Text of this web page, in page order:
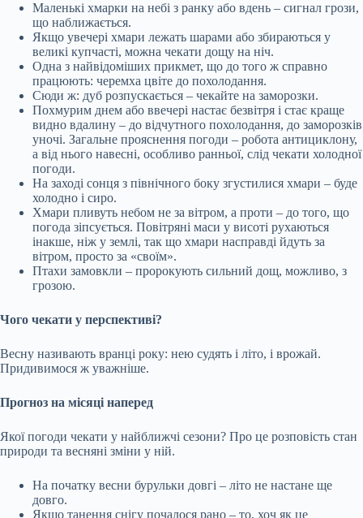
Маленькі хмарки на небі з ранку або вдень – сигнал грози,
що наближається.
Якщо увечері хмари лежать шарами або збираються у
великі купчасті, можна чекати дощу на ніч.
Одна з найвідоміших прикмет, що до того ж справно
працюють: черемха цвіте до похолодання.
Сюди ж: дуб розпускається – чекайте на заморозки.
Похмурим днем або ввечері настає безвітря і стає краще
видно вдалину – до відчутного похолодання, до заморозків
уночі. Загальне прояснення погоди – робота антициклону,
а від нього навесні, особливо ранньої, слід чекати холодної
погоди.
На заході сонця з північного боку згустилися хмари – буде
холодно і сиро.
Хмари пливуть небом не за вітром, а проти – до того, що
погода зіпсується. Повітряні маси у висоті рухаються
інакше, ніж у землі, так що хмари насправді йдуть за
вітром, просто за «своїм».
Птахи замовкли – пророкують сильний дощ, можливо, з
грозою.
Чого чекати у перспективі?
Весну називають вранці року: нею судять і літо, і врожай.
Придивимося ж уважніше.
Прогноз на місяці наперед
Якої погоди чекати у найближчі сезони? Про це розповість стан
природи та весняні зміни у ній.
На початку весни бурульки довгі – літо не настане ще
довго.
Якщо танення снігу почалося рано – то, хоч як це